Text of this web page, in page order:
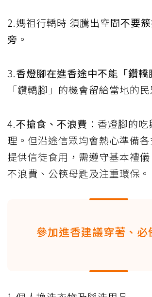
2.媽祖行轎時 須騰出空間不要
旁 。
3.香燈腳在進香途中不能「鑽轎
「鑽轎腳」的機會留給當地的民
4.不搶食、不浪費 ：香燈腳的
理。但沿途信眾均會熱心準備
提供信徒食用，需遵守基本禮儀
不浪費、公筷母匙及注重環保。
參加進香建議穿著、必